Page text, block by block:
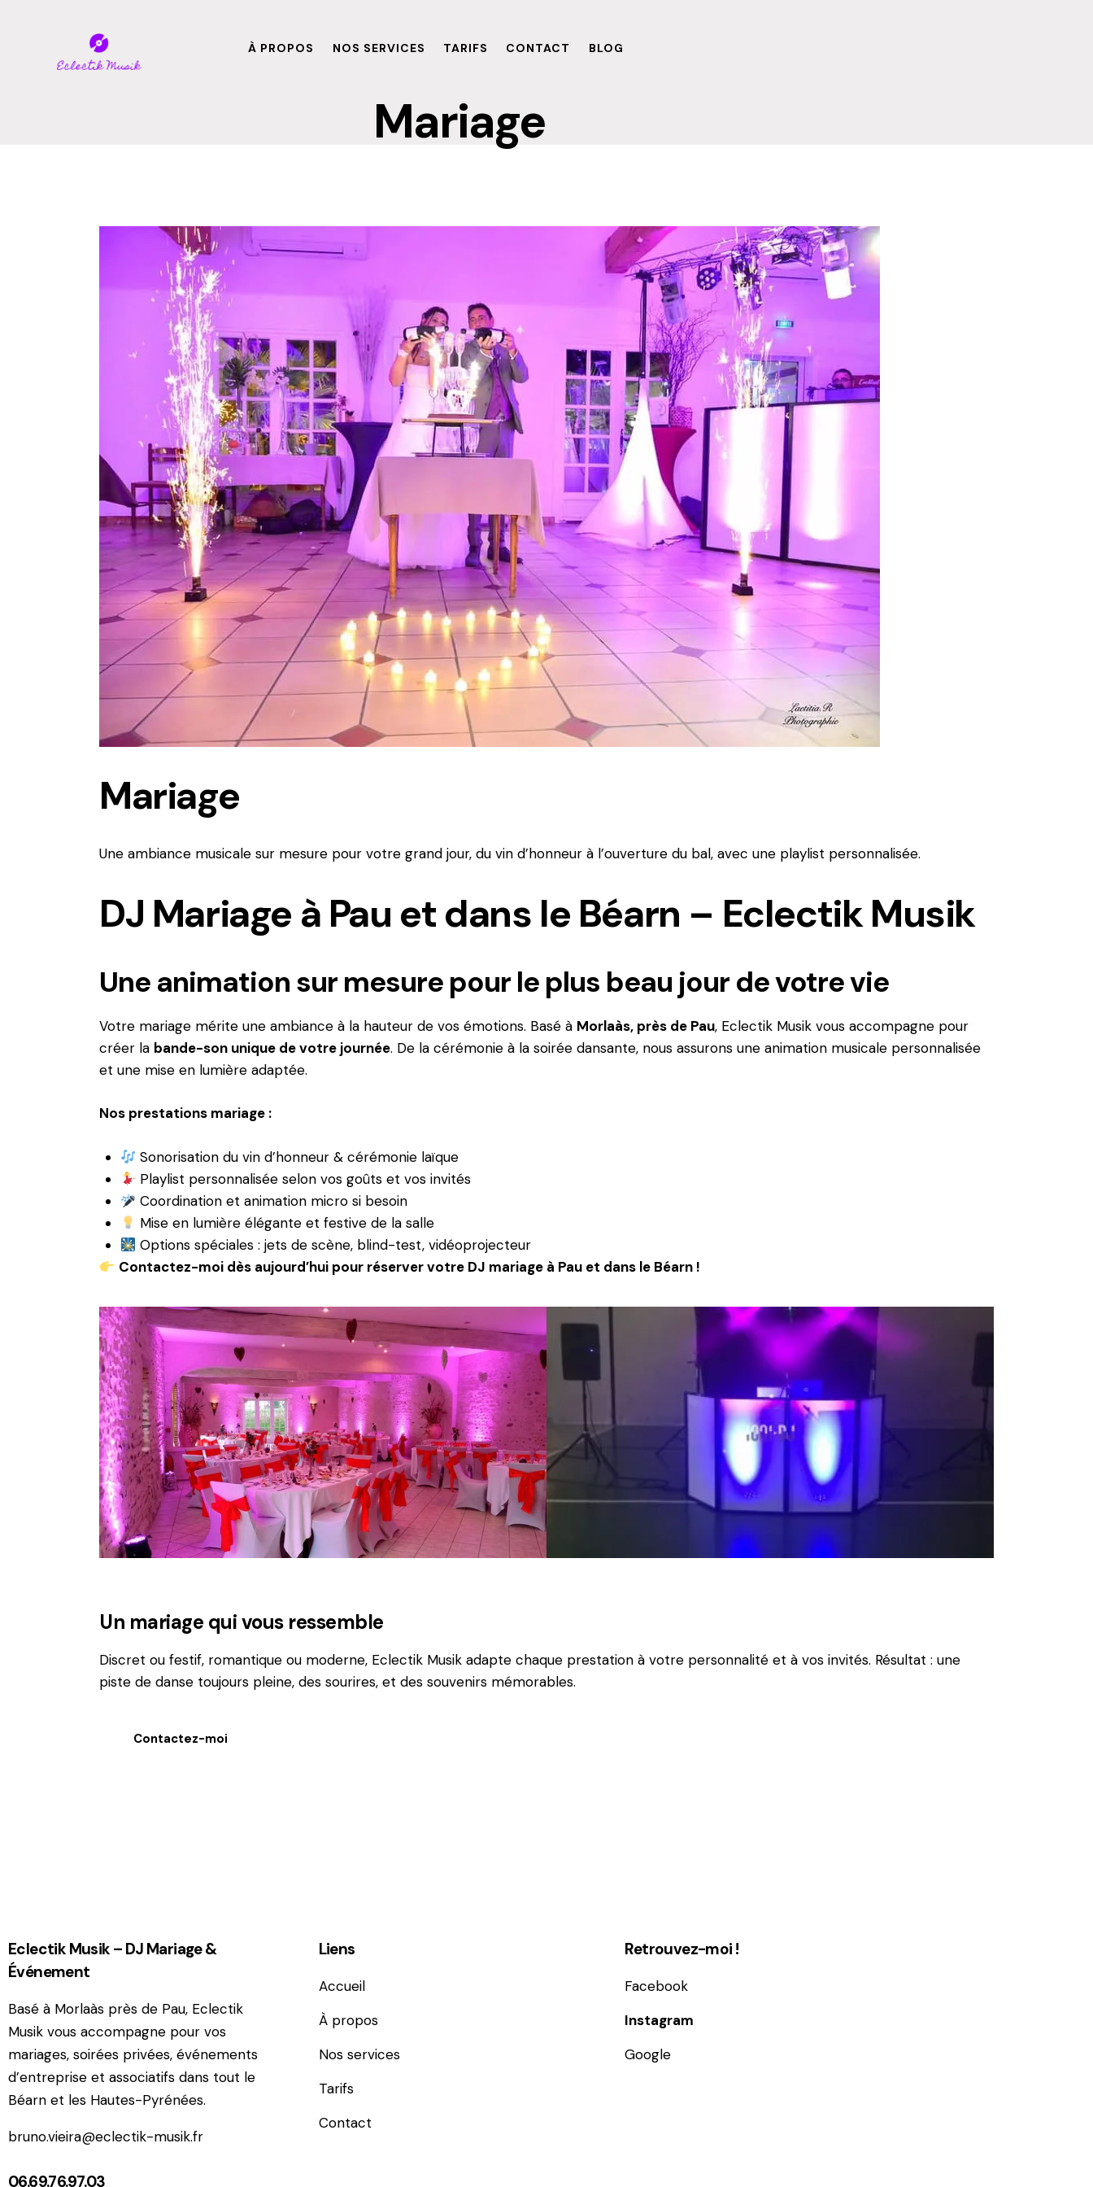
À PROPOS NOS SERVICES TARIFS CONTACT BLOG
Mariage
Mariage
Une ambiance musicale sur mesure pour votre grand jour, du vin d’honneur à l’ouverture du bal, avec une playlist personnalisée.
DJ Mariage à Pau et dans le Béarn – Eclectik Musik
Une animation sur mesure pour le plus beau jour de votre vie
Votre mariage mérite une ambiance à la hauteur de vos émotions. Basé à Morlaàs, près de Pau, Eclectik Musik vous accompagne pour
créer la bande-son unique de votre journée. De la cérémonie à la soirée dansante, nous assurons une animation musicale personnalisée
et une mise en lumière adaptée.
Nos prestations mariage :
Sonorisation du vin d’honneur & cérémonie laïque
Playlist personnalisée selon vos goûts et vos invités
Coordination et animation micro si besoin
Mise en lumière élégante et festive de la salle
Options spéciales : jets de scène, blind-test, vidéoprojecteur
Contactez-moi dès aujourd’hui pour réserver votre DJ mariage à Pau et dans le Béarn !
Un mariage qui vous ressemble
Discret ou festif, romantique ou moderne, Eclectik Musik adapte chaque prestation à votre personnalité et à vos invités. Résultat : une
piste de danse toujours pleine, des sourires, et des souvenirs mémorables.
Contactez-moi
Eclectik Musik – DJ Mariage &
Événement
Basé à Morlaàs près de Pau, Eclectik
Musik vous accompagne pour vos
mariages, soirées privées, événements
d’entreprise et associatifs dans tout le
Béarn et les Hautes-Pyrénées.
bruno.vieira@eclectik-musik.fr
06.69.76.97.03
Liens
Accueil
À propos
Nos services
Tarifs
Contact
Retrouvez-moi !
Facebook
Instagram
Google